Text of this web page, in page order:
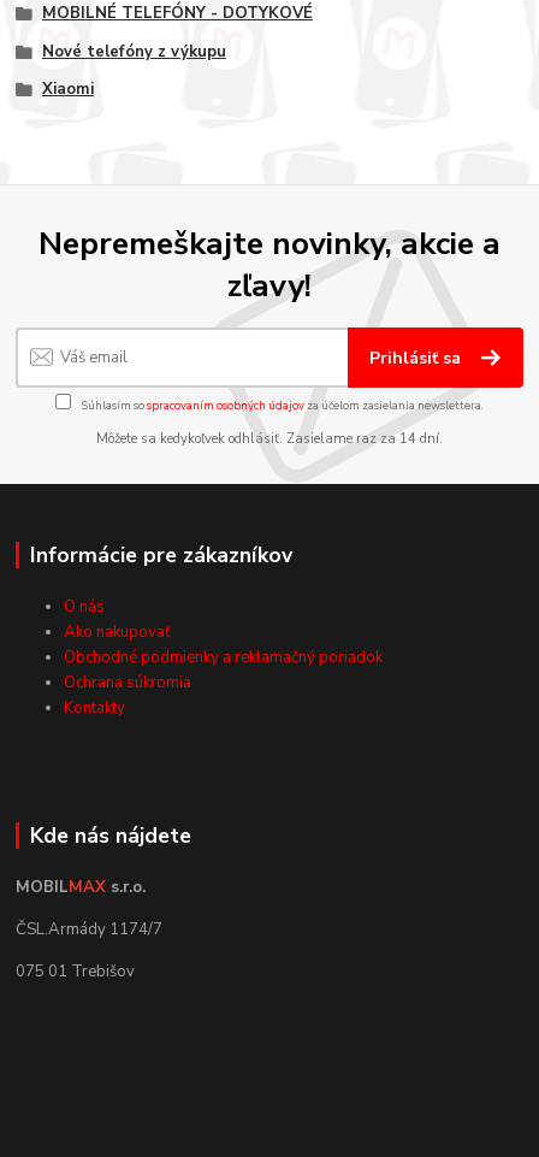
MOBILNÉ TELEFÓNY - DOTYKOVÉ
Nové telefóny z výkupu
Xiaomi
Nepremeškajte novinky, akcie a
zľavy!
Prihlásiť sa
Súhlasím sospracovaním osobných údajov za účelom zasielania newslettera.
Môžete sa kedykoľvek odhlásiť. Zasielame raz za 14 dní.
Informácie pre zákazníkov
O nás
Ako nakupovať
Obchodné podmienky a reklamačný poriadok
Ochrana súkromia
Kontakty
Kde nás nájdete
MOBILMAX s.r.o.
ČSL.Armády 1174/7
075 01 Trebišov